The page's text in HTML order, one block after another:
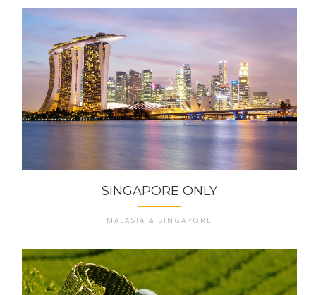
Hotels
Map
Contact
SINGAPORE ONLY
MALASIA & SINGAPORE